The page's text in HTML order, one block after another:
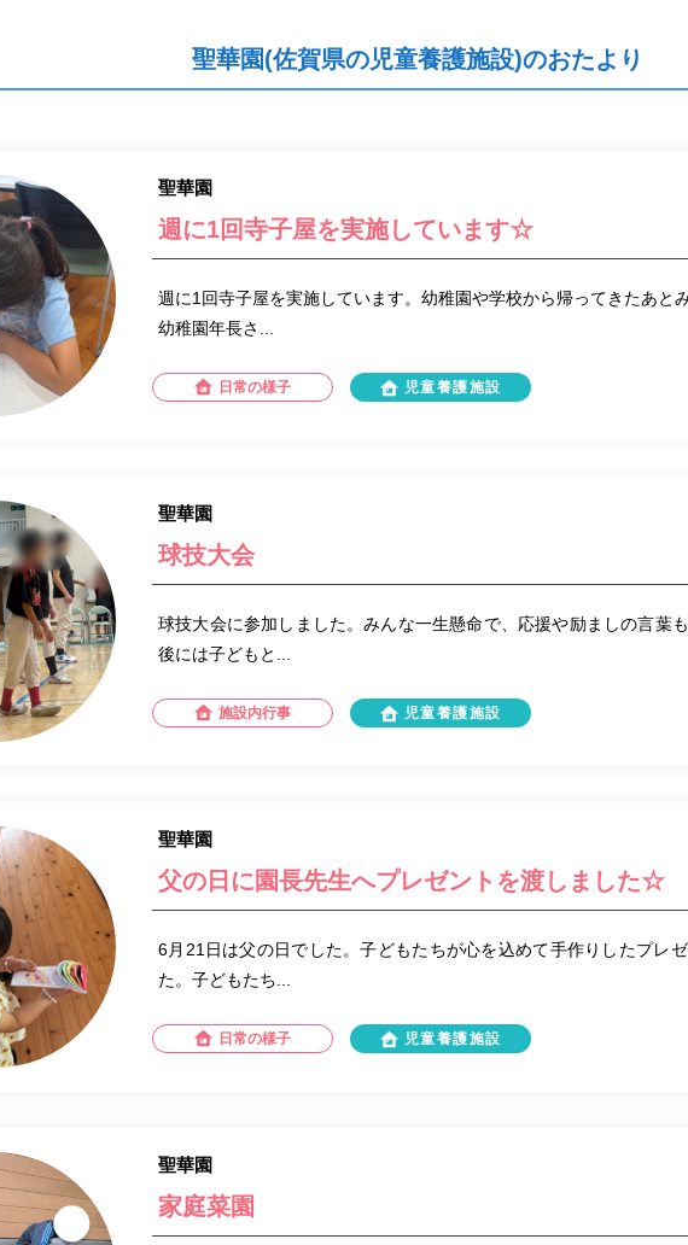
聖華園(佐賀県の児童養護施設)のおたより
聖華園
週に1回寺子屋を実施しています☆
週に1回寺子屋を実施しています。幼稚園や学校から帰ってきたあと
幼稚園年長さ...
日常の様子 児童養護施設
聖華園
球技大会
球技大会に参加しました。みんな一生懸命で、応援や励ましの言葉
後には子どもと...
施設内行事 児童養護施設
聖華園
父の日に園長先生へプレゼントを渡しました☆
6月21日は父の日でした。子どもたちが心を込めて手作りしたプレ
た。子どもたち...
日常の様子 児童養護施設
聖華園
家庭菜園